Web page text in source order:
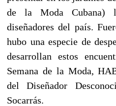
de la Moda Cubana)
diseñadores del país.
hubo una especie de
desarrollan estos
Semana de la Moda,
del Diseñador
Socarrás.